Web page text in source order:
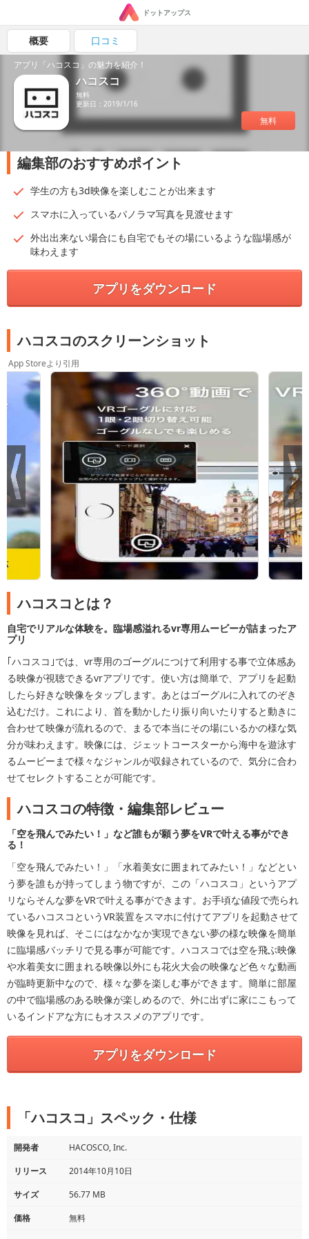
ドットアップス
概要 口コミ
アプリ「ハコスコ」の魅力を紹介！
ハコスコ
無料
更新日：2019/1/16
無料
編集部のおすすめポイント
学生の方も3d映像を楽しむことが出来ます
スマホに入っているパノラマ写真を見渡せます
外出出来ない場合にも自宅でもその場にいるような臨場感が
味わえます
アプリをダウンロード
ハコスコのスクリーンショット
App Storeより引用
ハコスコとは？
自宅でリアルな体験を。臨場感溢れるvr専用ムービーが詰まったア
プリ
｢ハコスコ｣では、vr専用のゴーグルにつけて利用する事で立体感あ
る映像が視聴できるvrアプリです。使い方は簡単で、アプリを起動
したら好きな映像をタップします。あとはゴーグルに入れてのぞき
込むだけ。これにより、首を動かしたり振り向いたりすると動きに
合わせて映像が流れるので、まるで本当にその場にいるかの様な気
分が味わえます。映像には、ジェットコースターから海中を遊泳す
るムービーまで様々なジャンルが収録されているので、気分に合わ
せてセレクトすることが可能です。
ハコスコの特徴・編集部レビュー
「空を飛んでみたい！」など誰もが願う夢をVRで叶える事ができ
る！
「空を飛んでみたい！」「水着美女に囲まれてみたい！」などとい
う夢を誰もが持ってしまう物ですが、この「ハコスコ」というアプ
リならそんな夢をVRで叶える事ができます。お手頃な値段で売られ
ているハコスコというVR装置をスマホに付けてアプリを起動させて
映像を見れば、そこにはなかなか実現できない夢の様な映像を簡単
に臨場感バッチリで見る事が可能です。ハコスコでは空を飛ぶ映像
や水着美女に囲まれる映像以外にも花火大会の映像など色々な動画
が臨時更新中なので、様々な夢を楽しむ事ができます。簡単に部屋
の中で臨場感のある映像が楽しめるので、外に出ずに家にこもって
いるインドアな方にもオススメのアプリです。
アプリをダウンロード
「ハコスコ」スペック・仕様
開発者
HACOSCO, Inc.
リリース
2014年10月10日
サイズ
56.77 MB
価格
無料